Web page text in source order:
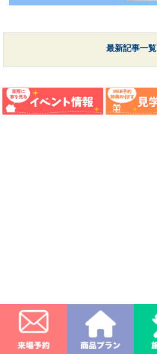
最新記事一覧